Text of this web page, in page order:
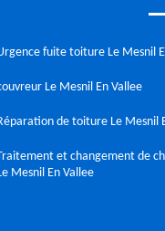
fuite toiture Le Mesnil
Le Mesnil En Vallee
de toiture Le Mesnil
et changement de
Mesnil En Vallee